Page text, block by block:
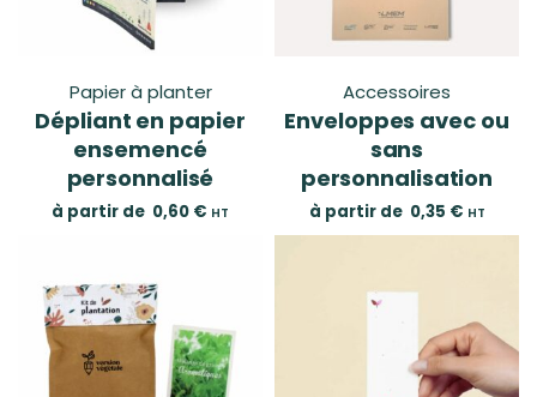
Papier à planter
Dépliant en papier
ensemencé
personnalisé
à partir de 0,60 € HT
Accessoires
Enveloppes avec ou
sans
personnalisation
à partir de 0,35 € HT